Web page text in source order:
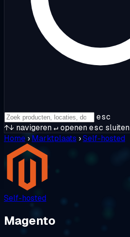
esc
↑↓ navigeren↵openenesc sluiten
Home › Marktplaats ›Self-hosted
Self-hosted
Magento